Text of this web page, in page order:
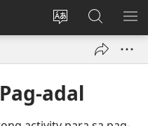
Ribayan
lengguwahe
site
Mag-
log
window)
Hanapon
sa
JW.ORG
adal